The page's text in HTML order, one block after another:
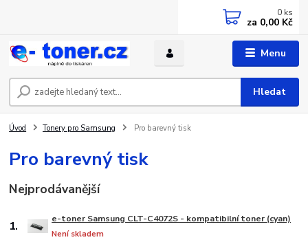
Menu
Hledat
0 ks
za 0,00 Kč
Úvod Tonery pro Samsung Pro barevný tisk
Pro barevný tisk
Nejprodávanější
1. e-toner Samsung CLT-C4072S - kompatibilní toner (cyan)
Není skladem